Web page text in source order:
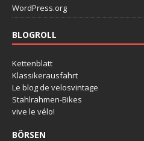
WordPress.org
BLOGROLL
Kettenblatt
Klassikerausfahrt
Le blog de velosvintage
Stahlrahmen-Bikes
vive le vélo!
BÖRSEN